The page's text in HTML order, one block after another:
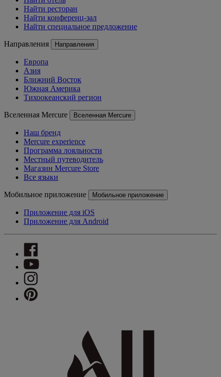
Найти ресторан
Найти конференц-зал
Найти специальное предложение
Направления Направления
Европа
Азия
Ближний Восток
Южная Америка
Тихоокеанский регион
Вселенная Mercure Вселенная Mercure
Наш бренд
Mercure experience
Программа лояльности
Местный путеводитель
Магазин Mercure Store
Все языки
Мобильное приложение Мобильное приложение
Приложение для iOS
Приложение для Android